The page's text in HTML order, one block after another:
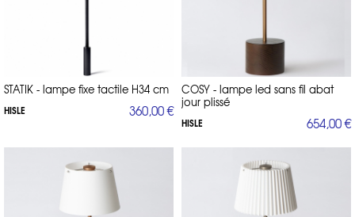
STATIK - lampe fixe tactile H34 cm
HISLE 360,00 €
COSY - lampe led sans fil abat
jour plissé
HISLE 654,00 €